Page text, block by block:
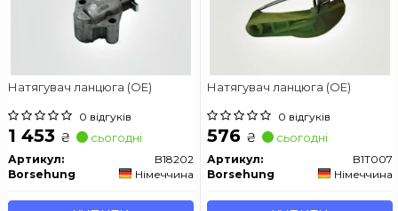
Натягувач ланцюга (OE)
0 відгуків
1 453 ₴ сьогодні
Артикул:
B18202
Borsehung
Німеччина
Натягувач ланцюга (OE)
0 відгуків
576 ₴ сьогодні
Артикул:
B1T007
Borsehung
Німеччина